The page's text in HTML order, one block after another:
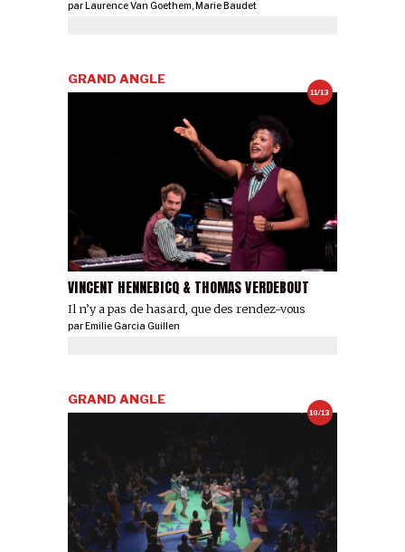
parLaurence Van Goethem,Marie Baudet
11/13
VINCENT HENNEBICQ & THOMAS VERDEBOUT
Il n’y a pas de hasard, que des rendez-vous
GRAND ANGLE
par Emilie Garcia Guillen
10/13
GRAND ANGLE